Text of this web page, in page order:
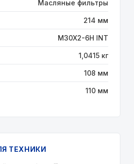
Масляные фильтры
214 мм
М30X2-6H INT
1,0415 кг
108 мм
110 мм
ТЕХНИКИ